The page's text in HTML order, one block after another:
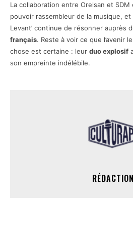
La collaboration entre Orelsan et
pouvoir rassembleur de la musique, et
Levant’ continue de résonner auprès
français. Reste à voir ce que l’avenir
chose est certaine : leur duo explosif
son empreinte indélébile.
RÉDACTION